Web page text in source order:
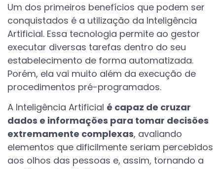
Um dos primeiros benefícios que podem ser
conquistados é a utilização da Inteligência
Artificial. Essa tecnologia permite ao gestor
executar diversas tarefas dentro do seu
estabelecimento de forma automatizada.
Porém, ela vai muito além da execução de
procedimentos pré-programados.
A Inteligência Artificial é capaz de cruzar
dados e informações para tomar decisões
extremamente complexas, avaliando
elementos que dificilmente seriam percebidos
aos olhos das pessoas e, assim, tornando a